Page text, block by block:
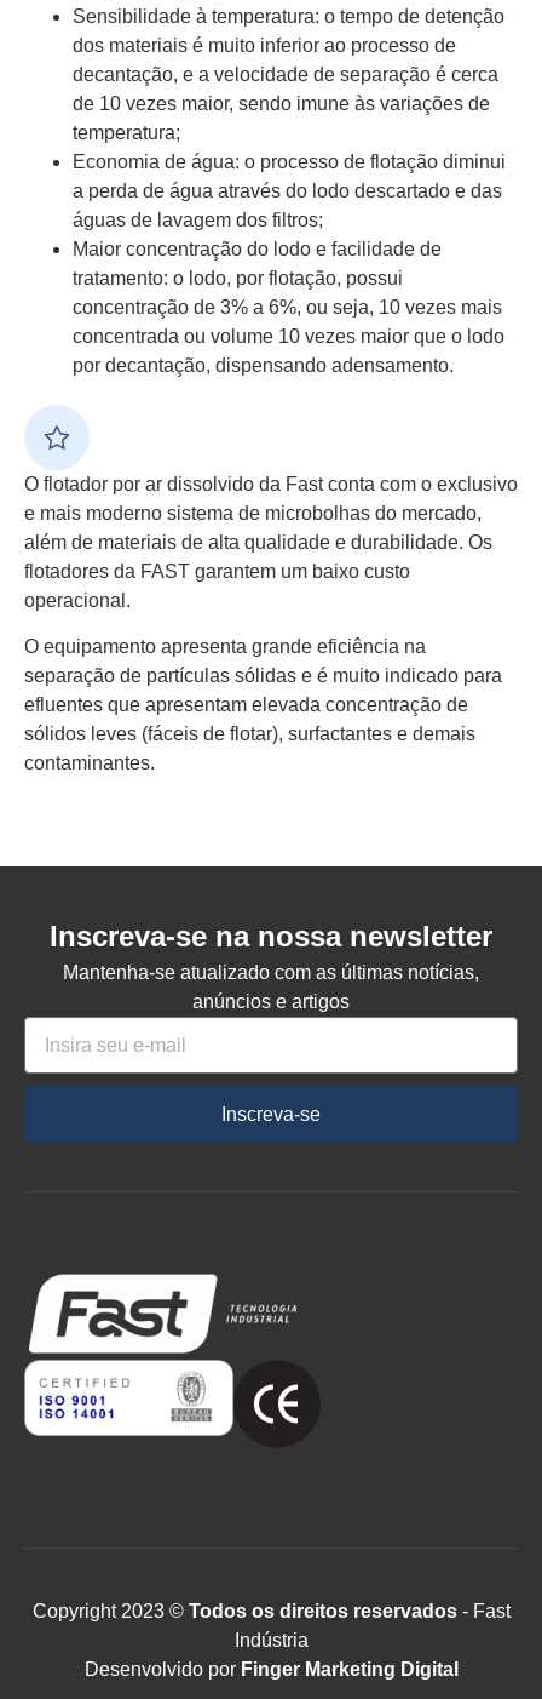
Sensibilidade à temperatura: o tempo de detenção
dos materiais é muito inferior ao processo de
decantação, e a velocidade de separação é cerca
de 10 vezes maior, sendo imune às variações de
temperatura;
Economia de água: o processo de flotação diminui
a perda de água através do lodo descartado e das
águas de lavagem dos filtros;
Maior concentração do lodo e facilidade de
tratamento: o lodo, por flotação, possui
concentração de 3% a 6%, ou seja, 10 vezes mais
concentrada ou volume 10 vezes maior que o lodo
por decantação, dispensando adensamento.
O flotador por ar dissolvido da Fast conta com o exclusivo
e mais moderno sistema de microbolhas do mercado,
além de materiais de alta qualidade e durabilidade. Os
flotadores da FAST garantem um baixo custo
operacional.
O equipamento apresenta grande eficiência na
separação de partículas sólidas e é muito indicado para
efluentes que apresentam elevada concentração de
sólidos leves (fáceis de flotar), surfactantes e demais
contaminantes.
Inscreva-se na nossa newsletter
Mantenha-se atualizado com as últimas notícias,
anúncios e artigos
Inscreva-se
Copyright 2023 ©Todos os direitos reservados- Fast
Indústria
Desenvolvido por Finger Marketing Digital